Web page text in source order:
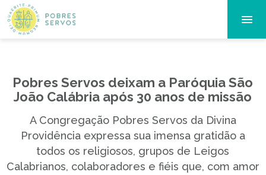
Pobres Servos deixam a Paróquia São
João Calábria após 30 anos de missão
A Congregação Pobres Servos da Divina
Providência expressa sua imensa gratidão a
todos os religiosos, grupos de Leigos
Calabrianos, colaboradores e fiéis que, com amor